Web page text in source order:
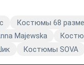
Костюмы 68
Majewska
Костюмы SOVA